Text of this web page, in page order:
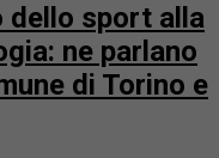
dello sport alla
ne parlano
di Torino e